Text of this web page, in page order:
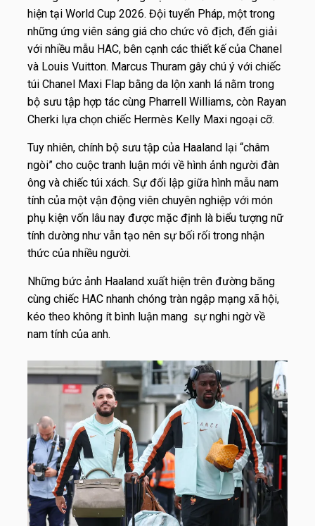
hiện tại World Cup 2026. Đội tuyển Pháp, một trong
những ứng viên sáng giá cho chức vô địch, đến giải
với nhiều mẫu HAC, bên cạnh các thiết kế của Chanel
và Louis Vuitton. Marcus Thuram gây chú ý với chiếc
túi Chanel Maxi Flap bằng da lộn xanh lá nằm trong
bộ sưu tập hợp tác cùng Pharrell Williams, còn Rayan
Cherki lựa chọn chiếc Hermès Kelly Maxi ngoại cỡ.
Tuy nhiên, chính bộ sưu tập của Haaland lại “châm
ngòi” cho cuộc tranh luận mới về hình ảnh người đàn
ông và chiếc túi xách. Sự đối lập giữa hình mẫu nam
tính của một vận động viên chuyên nghiệp với món
phụ kiện vốn lâu nay được mặc định là biểu tượng nữ
tính dường như vẫn tạo nên sự bối rối trong nhận
thức của nhiều người.
Những bức ảnh Haaland xuất hiện trên đường băng
cùng chiếc HAC nhanh chóng tràn ngập mạng xã hội,
kéo theo không ít bình luận mang sự nghi ngờ về
nam tính của anh.